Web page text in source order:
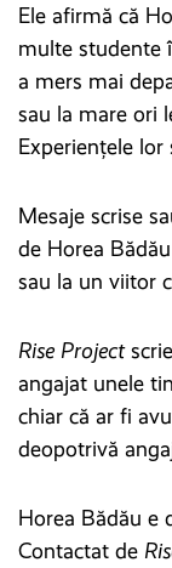
Ele afirmă că
multe studente
a mers mai
sau la mare ori
Experiențele
Mesaje scrise
de Horea
sau la un viitor
Rise Project
angajat unele
chiar că ar fi
deopotrivă
Horea Bădău e
Contactat de